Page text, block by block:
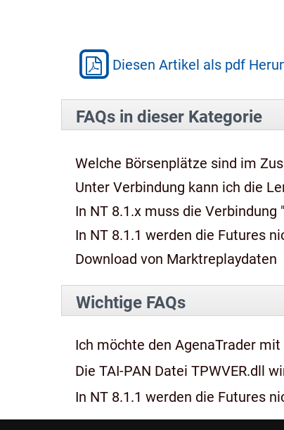
Diesen Artikel als pdf
FAQs in dieser Kategorie
Welche Börsenplätze sind im
Unter Verbindung kann ich die
In NT 8.1.x muss die
In NT 8.1.1 werden die Futures
Download von Marktreplaydaten
Wichtige FAQs
Ich möchte den AgenaTrader
Die TAI-PAN Datei TPWVER.dll
In NT 8.1.1 werden die Futures